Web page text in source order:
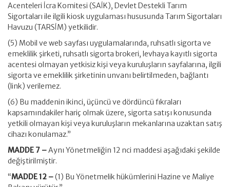
Acenteleri İcra Komitesi (SAİK), Devlet Destekli Tarım
Sigortaları ile ilgili kiosk uygulaması hususunda Tarım Sigortaları
Havuzu (TARSİM) yetkilidir.
(5) Mobil ve web sayfası uygulamalarında, ruhsatlı sigorta ve
emeklilik şirketi, ruhsatlı sigorta brokeri, levhaya kayıtlı sigorta
acentesi olmayan yetkisiz kişi veya kuruluşların sayfalarına, ilgili
sigorta ve emeklilik şirketinin unvanı belirtilmeden, bağlantı
(link) verilemez.
(6) Bu maddenin ikinci, üçüncü ve dördüncü fıkraları
kapsamındakiler hariç olmak üzere, sigorta satışı konusunda
yetkili olmayan kişi veya kuruluşların mekanlarına uzaktan satış
cihazı konulamaz.”
MADDE 7 –Aynı Yönetmeliğin 12 nci maddesi aşağıdaki şekilde
değiştirilmiştir.
“MADDE 12 –(1) Bu Yönetmelik hükümlerini Hazine ve Maliye